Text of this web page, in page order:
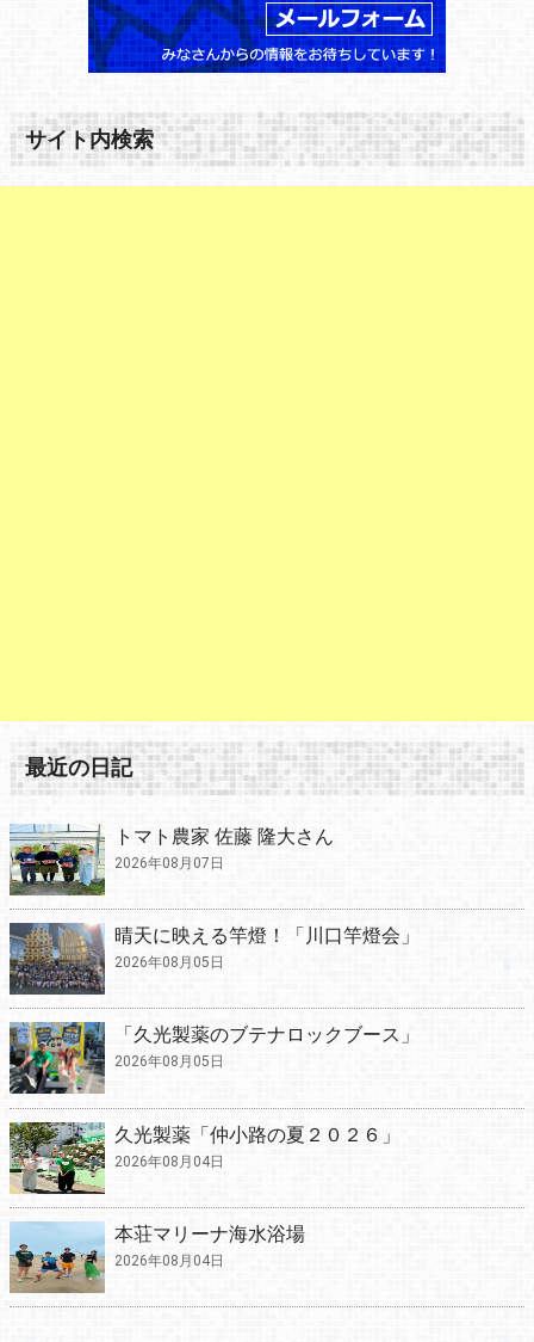
サイト内検索
最近の日記
トマト農家 佐藤 隆大さん
2026年08月07日
晴天に映える竿燈！「川口竿燈会」
2026年08月05日
「久光製薬のブテナロックブース」
2026年08月05日
久光製薬「仲小路の夏２０２６」
2026年08月04日
本荘マリーナ海水浴場
2026年08月04日